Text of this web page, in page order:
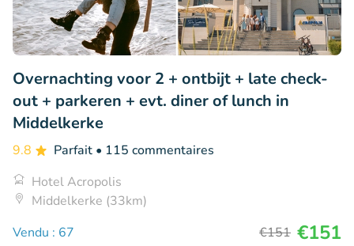
Overnachting voor 2 + ontbijt + late check-
out + parkeren + evt. diner of lunch in
Middelkerke
9.8 Parfait • 115 commentaires
Hotel Acropolis
Middelkerke (33km)
Vendu : 67
€151 €151